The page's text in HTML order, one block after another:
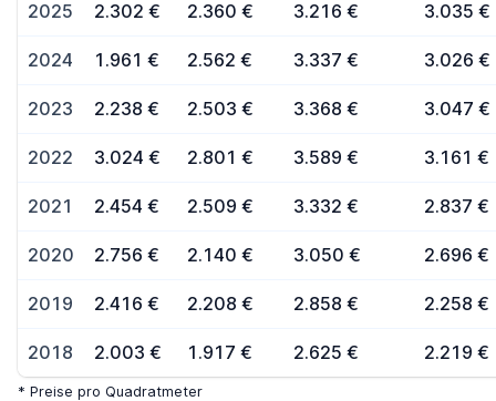
2025 2.302 € 2.360 € 3.216 € 3.035 €
2024 1.961 € 2.562 € 3.337 € 3.026 €
2023 2.238 € 2.503 € 3.368 € 3.047 €
2022 3.024 € 2.801 € 3.589 € 3.161 €
2021 2.454 € 2.509 € 3.332 € 2.837 €
2020 2.756 € 2.140 € 3.050 € 2.696 €
2019 2.416 € 2.208 € 2.858 € 2.258 €
2018 2.003 € 1.917 € 2.625 € 2.219 €
* Preise pro Quadratmeter